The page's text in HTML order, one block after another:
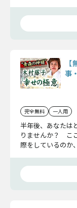
事
完全無料 一人用
半年後、あなたは
りませんか？ こ
際をしているのか
す。